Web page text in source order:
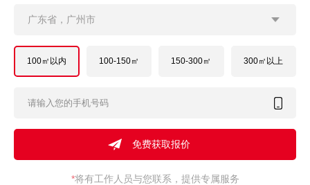
广东省，广州市
100㎡以内 100-150㎡ 150-300㎡ 300㎡以上
*将有工作人员与您联系，提供专属服务